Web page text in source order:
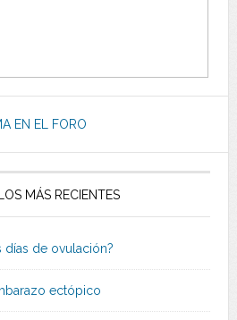
EN EL FORO
MÁS RECIENTES
de ovulación?
ectópico